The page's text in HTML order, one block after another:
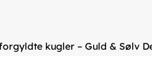
kugler – Guld & Sølv